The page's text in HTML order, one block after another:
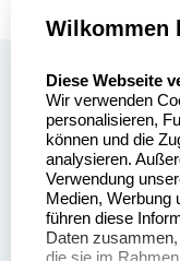
Asterlager
47228 Duisburg
Deutschland
Wilkommen
Diese Webseite
Wir verwenden
personalisieren,
können und die
analysieren.
Verwendung
Medien, Werbung
führen diese
Daten
die sie im